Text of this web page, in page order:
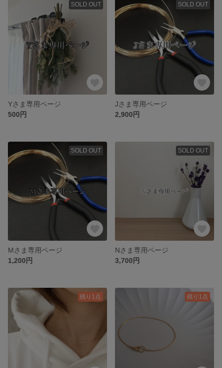
SOLD OUT
Yさま専用ページ
500円
SOLD OUT
Jさま専用ページ
2,900円
SOLD OUT
Mさま専用ページ
1,200円
SOLD OUT
Nさま専用ページ
3,700円
残り1点 残り1点